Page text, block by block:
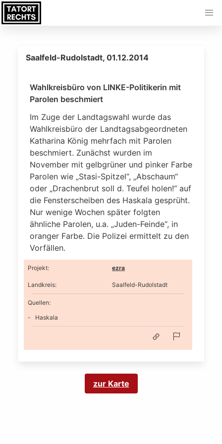
Saalfeld-Rudolstadt, 01.12.2014
Wahlkreisbüro von LINKE-Politikerin mit
Parolen beschmiert
Im Zuge der Landtagswahl wurde das
Wahlkreisbüro der Landtagsabgeordneten
Katharina König mehrfach mit Parolen
beschmiert. Zunächst wurden im
November mit gelbgrüner und pinker Farbe
Parolen wie „Stasi-Spitzel“, „Abschaum“
oder „Drachenbrut soll d. Teufel holen!“ auf
die Fensterscheiben des Haskala gesprüht.
Nur wenige Wochen später folgten
ähnliche Parolen, u.a. „Juden-Feinde“, in
oranger Farbe. Die Polizei ermittelt zu den
Vorfällen.
Projekt: ezra
Landkreis: Saalfeld-Rudolstadt
Quellen:
Haskala
zur Karte